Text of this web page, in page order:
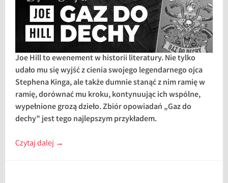
Joe Hill to ewenement w historii literatury. Nie tylko
udało mu się wyjść z cienia swojego legendarnego ojca
Stephena Kinga, ale także dumnie stanąć z nim ramię w
ramię, dorównać mu kroku, kontynuując ich wspólne,
wypełnione grozą dzieło. Zbiór opowiadań „Gaz do
dechy” jest tego najlepszym przykładem.
Czytaj dalej →